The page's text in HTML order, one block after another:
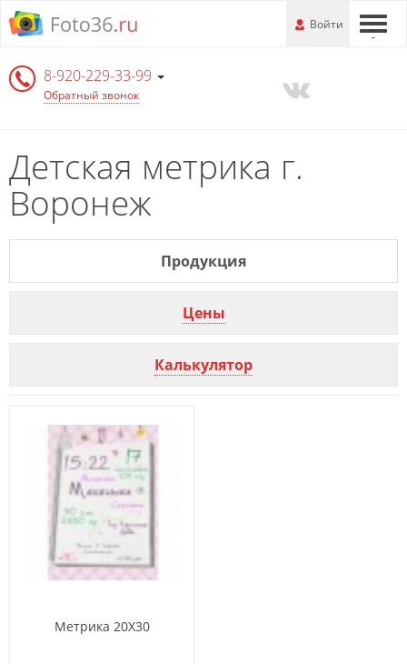
Перейти
к
информации
---
Войти
8-920-229-33-99
Обратный звонок
Детская метрика г.
Воронеж
Продукция
Цены
Калькулятор
Метрика 20Х30